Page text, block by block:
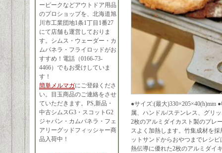
ーピークなどアウトドア用品
のプロショップを、北海道旭
川市工業団地1条1丁目1番27
にて店舗も運営しておりま
す。シムス・ウェーダー・カ
ムパネラ・フライロッドがお
すすめ！電話（0166-73-
4466）でもお受けしていま
す！
簡単メルマガにご登録くださ
い。目玉商品のご連絡をさせ
ていただきます。PS,新品・
中古シムスG3・スコットG2
ジャパン・カムパネラ・フェ
アリーグッドフィッシャー商
品入荷中！
●サイズ:(最大)330×205×40(h)mm
属、ハンドル/ステンレス、グリ
2枚のアルミダイカスト製のプレ
スよく加熱します。竹集成材を
ットサンドからおやつまでレシ
熱伝導に優れた2枚のアルミダイ